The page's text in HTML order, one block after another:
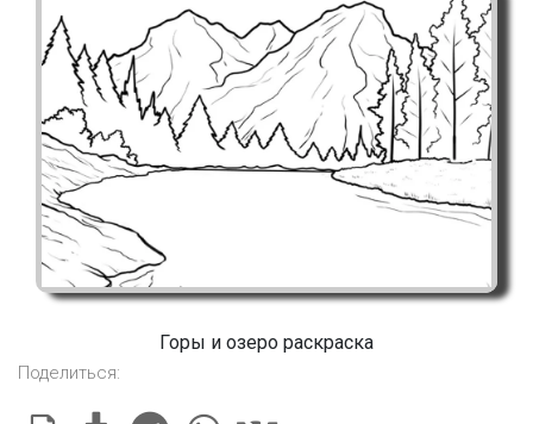
Горы и озеро раскраска
Поделиться: